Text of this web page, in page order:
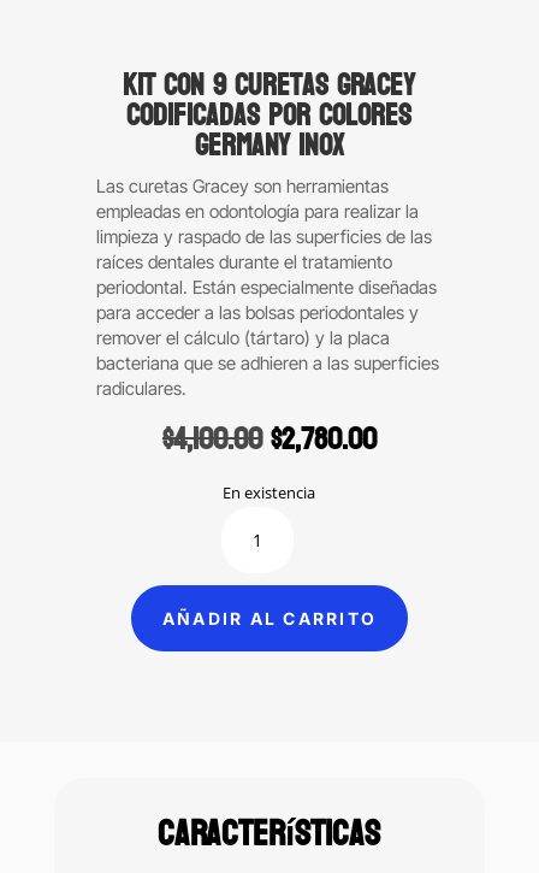
Kit con 9 curetas Gracey
codificadas por colores
Germany Inox
Las curetas Gracey son herramientas
empleadas en odontología para realizar la
limpieza y raspado de las superficies de las
raíces dentales durante el tratamiento
periodontal. Están especialmente diseñadas
para acceder a las bolsas periodontales y
remover el cálculo (tártaro) y la placa
bacteriana que se adhieren a las superficies
radiculares.
$4,100.00Original
price
was:
$2,780.00Current
En existencia
Gracey
codificadas
AÑADIR AL CARRITO
Características